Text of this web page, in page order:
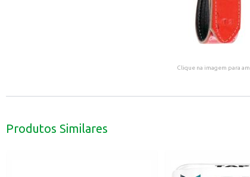
Clique na imagem para
Produtos Similares